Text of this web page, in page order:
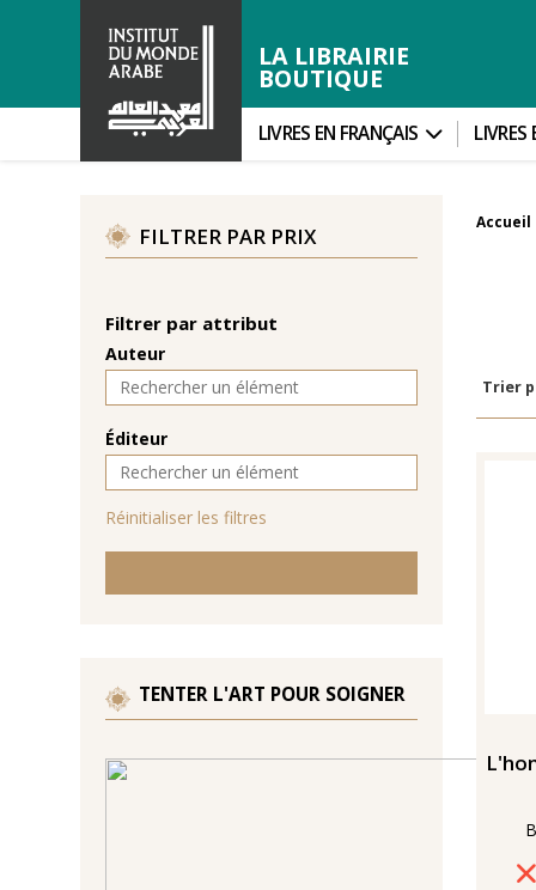
LA LIBRAIRIE
BOUTIQUE
LIVRES EN FRANÇAIS LIVRES
FILTRER PAR PRIX
Filtrer par attribut
Auteur
Éditeur
Réinitialiser les filtres
TENTER L'ART POUR SOIGNER
Accueil
Trier